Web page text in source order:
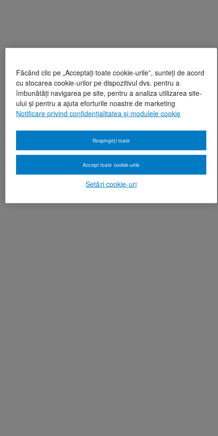
Făcând clic pe „Acceptați toate cookie-urile”, sunteți de acord
cu stocarea cookie-urilor pe dispozitivul dvs. pentru a
îmbunătăți navigarea pe site, pentru a analiza utilizarea site-
ului și pentru a ajuta eforturile noastre de marketing
Notificare privind confidențialitatea și modulele cookie
Setări cookie-uri
Respingeți toate
Accept toate cookie-urile